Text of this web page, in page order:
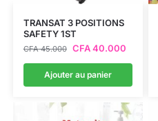
TRANSAT 3 POSITIONS
SAFETY 1ST
CFA45.000 CFA40.000
Ajouter au panier